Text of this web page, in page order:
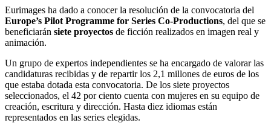
Eurimages ha dado a conocer la resolución de la convocatoria del
Europe’s Pilot Programme for Series Co-Productions, del que se
beneficiarán siete proyectos de ficción realizados en imagen real y
animación.
Un grupo de expertos independientes se ha encargado de valorar las
candidaturas recibidas y de repartir los 2,1 millones de euros de los
que estaba dotada esta convocatoria. De los siete proyectos
seleccionados, el 42 por ciento cuenta con mujeres en su equipo de
creación, escritura y dirección. Hasta diez idiomas están
representados en las series elegidas.